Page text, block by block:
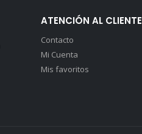
ATENCIÓN AL CLIENTE
Contacto
Mi Cuenta
Mis favoritos